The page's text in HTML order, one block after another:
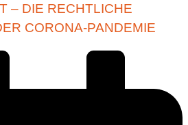
– DIE RECHTLICHE
CORONA-PANDEMIE